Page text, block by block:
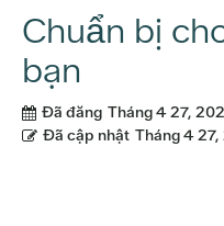
Chuẩn bị
bạn
Đã đăng Tháng 4 27,
Đã cập nhật Tháng 4